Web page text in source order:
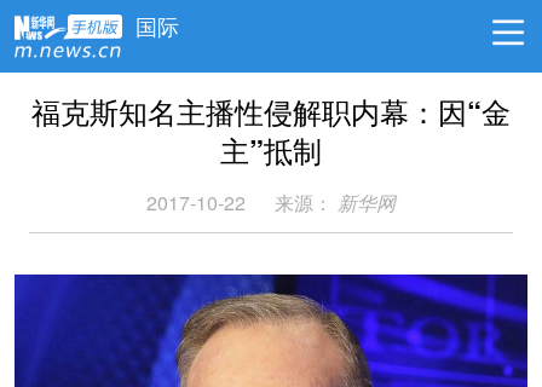
国际
福克斯知名主播性侵解职内幕：因“金
主”抵制
2017-10-22 来源： 新华网